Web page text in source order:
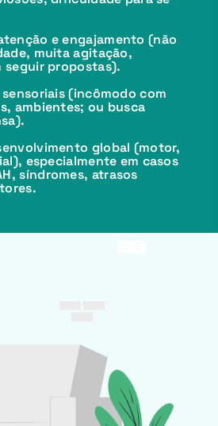
e engajamento (não
muita agitação,
seguir propostas).
(incômodo com
ambientes; ou busca
global (motor,
especialmente em casos
síndromes, atrasos